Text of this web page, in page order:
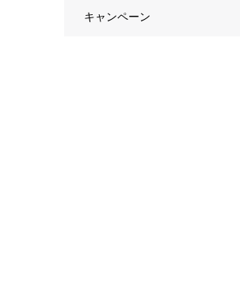
キャンペーン